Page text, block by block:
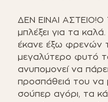
ΔΕΝ ΕΙΝΑΙ
μπλέξει για τα
έκανε έξω φρενών
μεγαλύτερο φυτό
ανυπομονεί να
προσπάθειά του να
σούπερ αγόρι, τα